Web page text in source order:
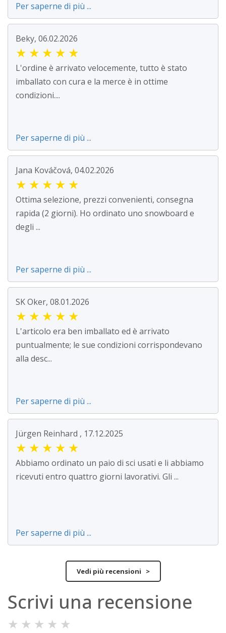
Per saperne di più ...
Beky, 06.02.2026
★ ★ ★ ★ ★
L'ordine è arrivato velocemente, tutto è stato
imballato con cura e la merce è in ottime
condizioni....
Per saperne di più ...
Jana Kováčová, 04.02.2026
★ ★ ★ ★ ★
Ottima selezione, prezzi convenienti, consegna
rapida (2 giorni). Ho ordinato uno snowboard e
degli ...
Per saperne di più ...
SK Oker, 08.01.2026
★ ★ ★ ★ ★
L'articolo era ben imballato ed è arrivato
puntualmente; le sue condizioni corrispondevano
alla desc...
Per saperne di più ...
Jürgen Reinhard , 17.12.2025
★ ★ ★ ★ ★
Abbiamo ordinato un paio di sci usati e li abbiamo
ricevuti entro quattro giorni lavorativi. Gli ...
Per saperne di più ...
Vedi più recensioni >
Scrivi una recensione
★ ★ ★ ★ ★